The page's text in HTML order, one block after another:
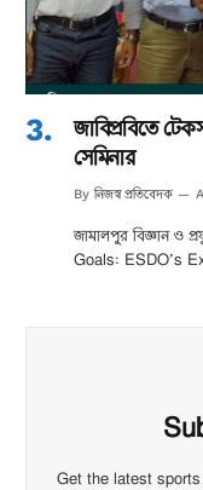
জাবিপ্রবিতে
সেমিনার
By নিজস্ব প্রতিবেদক
জামালপুর বিজ্ঞান ও
Goals: ESDO’s
Get the latest